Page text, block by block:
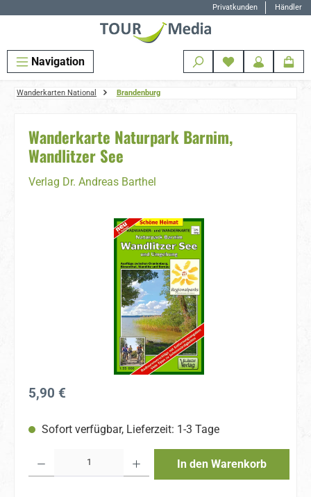
Zum Hauptinhalt springen Privatkunden Händler
Navigation
Wanderkarten National Brandenburg
Wanderkarte Naturpark Barnim,
Wandlitzer See
Verlag Dr. Andreas Barthel
Bildergalerie überspringen
Regulärer Preis:
5,90 €
Sofort verfügbar, Lieferzeit: 1-3 Tage
In den Warenkorb